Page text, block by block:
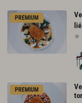
PREMIUM
PREMIUM